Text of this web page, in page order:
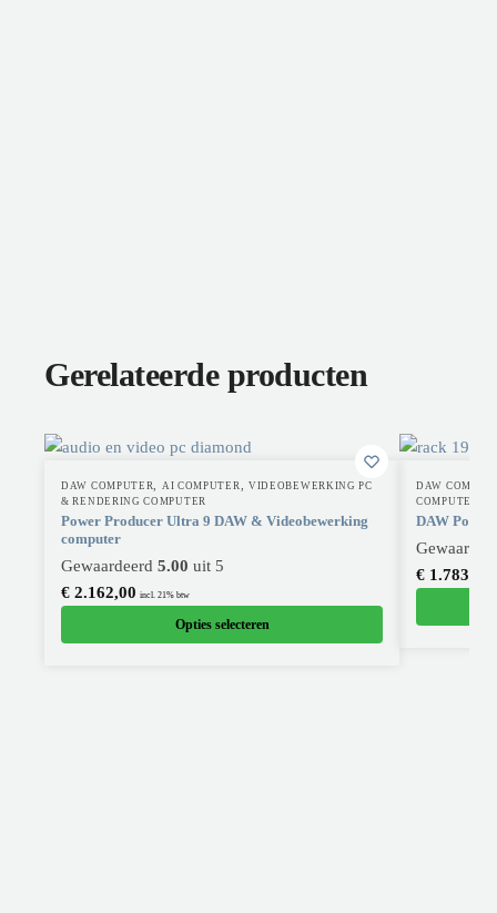
Gerelateerde producten
DAW COMPUTER AI COMPUTER
VIDEOBEWERKING PC
& RENDERING COMPUTER
Power Producer Ultra 9 DAW & Videobewerking
computer
Gewaardeerd 5.00 uit 5
€ 2.162,00 incl. 21% btw
Opties selecteren
DAW
COMPUTER
DAW
€ 1.783,00